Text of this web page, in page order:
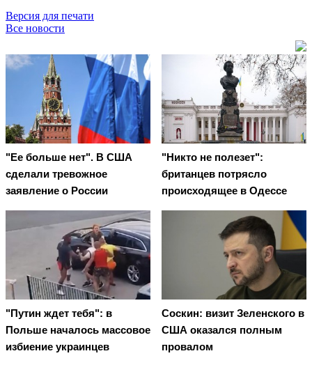
Версия для печати
Все новости
"Ее больше нет". В США
сделали тревожное
заявление о России
"Никто не полезет":
британцев потрясло
происходящее в Одессе
"Путин ждет тебя": в
Польше началось массовое
избиение украинцев
Соскин: визит Зеленского в
США оказался полным
провалом